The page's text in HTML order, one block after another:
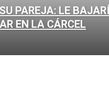
PAREJA: LE
EN LA CÁRCEL